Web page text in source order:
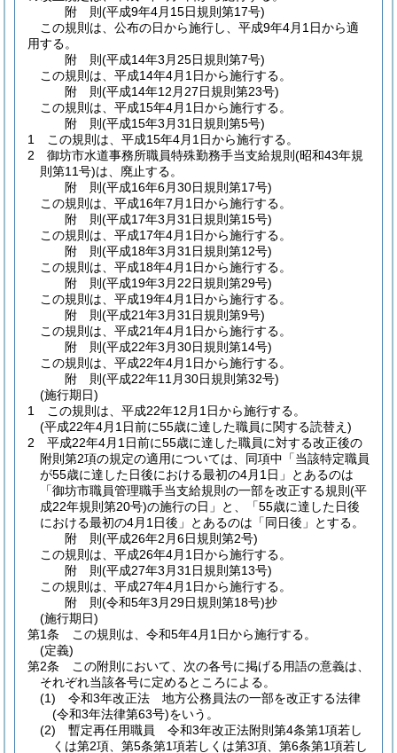
附 則(平成9年4月15日規則第17号)
この規則は、公布の日から施行し、平成9年4月1日から適
用する。
附 則(平成14年3月25日規則第7号)
この規則は、平成14年4月1日から施行する。
附 則(平成14年12月27日規則第23号)
この規則は、平成15年4月1日から施行する。
附 則(平成15年3月31日規則第5号)
1
この規則は、平成15年4月1日から施行する。
2
御坊市水道事務所職員特殊勤務手当支給規則 (昭和43年規
則第11号)は、廃止する。
附 則(平成16年6月30日規則第17号)
この規則は、平成16年7月1日から施行する。
附 則(平成17年3月31日規則第15号)
この規則は、平成17年4月1日から施行する。
附 則(平成18年3月31日規則第12号)
この規則は、平成18年4月1日から施行する。
附 則(平成19年3月22日規則第29号)
この規則は、平成19年4月1日から施行する。
附 則(平成21年3月31日規則第9号)
この規則は、平成21年4月1日から施行する。
附 則(平成22年3月30日規則第14号)
この規則は、平成22年4月1日から施行する。
附 則(平成22年11月30日規則第32号)
(施行期日)
1
この規則は、平成22年12月1日から施行する。
(平成22年4月1日前に55歳に達した職員に関する読替え)
2
平成22年4月1日前に55歳に達した職員に対する改正後の
附則第2項の規定の適用については、同項中「当該特定職員
が55歳に達した日後における最初の4月1日」とあるのは
「御坊市職員管理職手当支給規則の一部を改正する規則 (平
成22年規則第20号)の施行の日」と、「55歳に達した日後
における最初の4月1日後」とあるのは「同日後」とする。
附 則(平成26年2月6日規則第2号)
この規則は、平成26年4月1日から施行する。
附 則(平成27年3月31日規則第13号)
この規則は、平成27年4月1日から施行する。
附 則(令和5年3月29日規則第18号)抄
(施行期日)
第1条
この規則は、令和5年4月1日から施行する。
(定義)
第2条
この附則において、次の各号に掲げる用語の意義は、
それぞれ当該各号に定めるところによる。
(1)
令和3年改正法 地方公務員法の一部を改正する法律
(令和3年法律第63号)をいう。
(2)
暫定再任用職員 令和3年改正法附則第4条第1項若し
くは第2項、第5条第1項若しくは第3項、第6条第1項若し